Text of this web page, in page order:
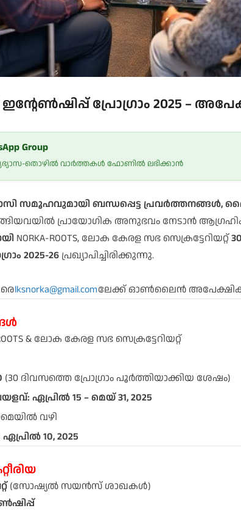
ഇന്റേൺഷിപ്പ് പ്രോഗ്രാം 2025 –
Group
തൊഴിൽ വാർത്തകൾ ഫോണിൽ ലഭിക്കാൻ
സമൂഹവുമായി ബന്ധപ്പെട്ട പ്രവർത്തനങ്ങൾ,
പ്രായോഗിക അനുഭവം നേടാൻ
NORKA-ROOTS, ലോക കേരള സഭ സെക്രട്ടേറിയറ്റ്
2025-26 പ്രഖ്യാപിച്ചിരിക്കുന്നു.
lksnorka@gmail.comലേക്ക് ഓൺലൈൻ
& ലോക കേരള സഭ സെക്രട്ടേറിയറ്റ്
(30 ദിവസത്തെ പ്രോഗ്രാം പൂർത്തിയാക്കിയ ശേഷം)
ഏപ്രിൽ 15 – മെയ് 31, 2025
വഴി
ഏപ്രിൽ 10, 2025
(സോഷ്യൽ സയൻസ് ശാഖകൾ)